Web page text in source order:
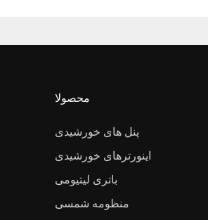
محصولا
پنل های خورشیدی
اینورترهای خورشیدی
باتری لیتیومی
منظومه شمسی